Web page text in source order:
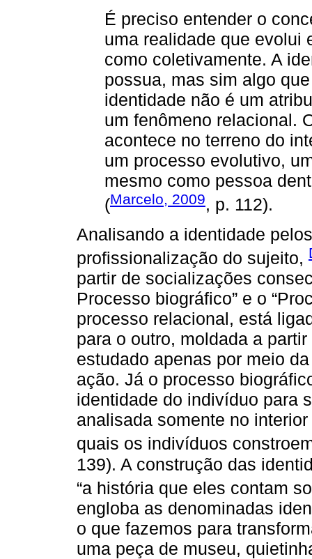
É preciso entender o
uma realidade que evolui
como coletivamente. A
possua, mas sim algo
identidade não é um
um fenômeno relacional.
acontece no terreno do
um processo evolutivo,
mesmo como pessoa
(Marcelo, 2009, p. 112).
Analisando a identidade
profissionalização do sujeito,
partir de socializações
Processo biográfico” e o
processo relacional, está
para o outro, moldada a
estudado apenas por meio
ação. Já o processo
identidade do indivíduo para
analisada somente no
quais os indivíduos
139). A construção das
“a história que eles contam
engloba as denominadas
o que fazemos para
uma peça de museu,